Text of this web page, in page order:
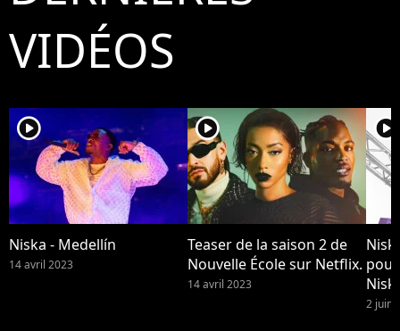
VIDÉOS
player2
Niska - Medellín
14 avril 2023
player2
Teaser de la saison 2 de
Nouvelle École sur Netflix.
14 avril 2023
player2
2 juin